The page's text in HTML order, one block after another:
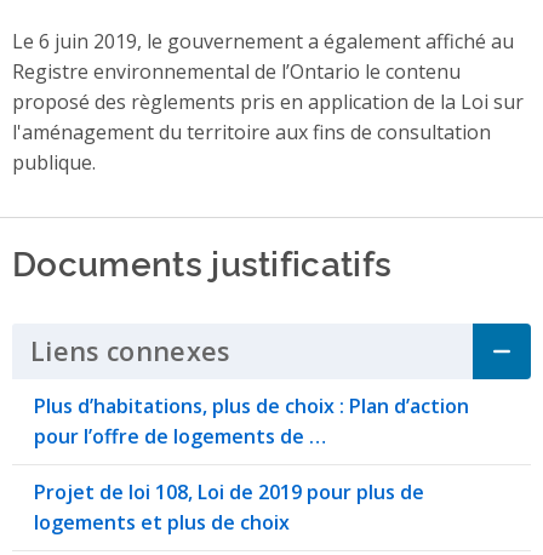
Le 6 juin 2019, le gouvernement a également affiché au
Registre environnemental de l’Ontario le contenu
proposé des règlements pris en application de la Loi sur
l'aménagement du territoire aux fins de consultation
publique.
Documents justificatifs
Liens connexes Click to Expand
Plus d’habitations, plus de choix : Plan d’action
pour l’offre de logements de …
Projet de loi 108, Loi de 2019 pour plus de
logements et plus de choix